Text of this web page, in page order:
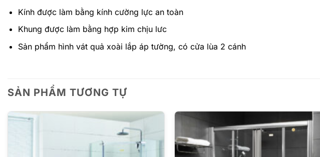
Kính được làm bằng kính cường lực an toàn
Khung được làm bằng hợp kim chịu lưc
Sản phẩm hình vát quả xoài lắp áp tường, có cửa lùa 2 cánh
SẢN PHẨM TƯƠNG TỰ